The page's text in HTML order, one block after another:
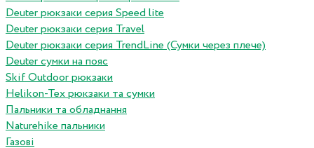
Deuter рюкзаки серия Speed lite
Deuter рюкзаки серия Travel
Deuter рюкзаки серия TrendLine (Сумки через плече)
Deuter сумки на пояс
Skif Outdoor рюкзаки
Helikon-Tex рюкзаки та сумки
Пальники та обладнання
Naturehike пальники
Газові